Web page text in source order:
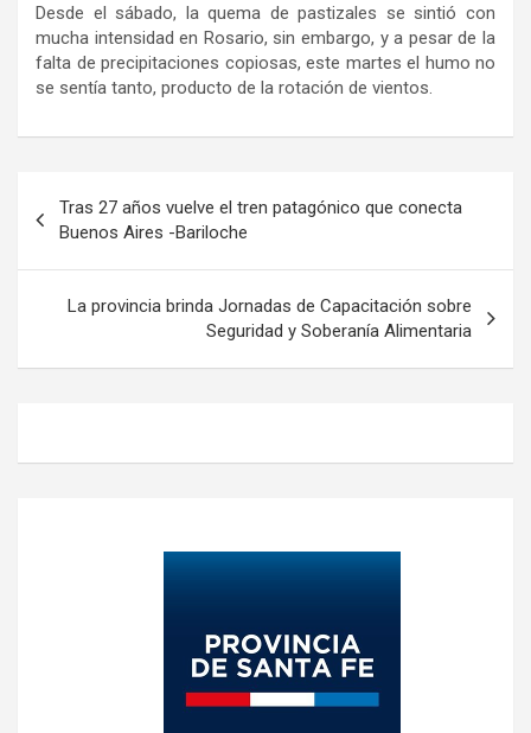
Desde el sábado, la quema de pastizales se sintió con
mucha intensidad en Rosario, sin embargo, y a pesar de la
falta de precipitaciones copiosas, este martes el humo no
se sentía tanto, producto de la rotación de vientos.
de
entradas
Tras 27 años vuelve el tren patagónico que conecta
Buenos Aires -Bariloche
La provincia brinda Jornadas de Capacitación sobre
Seguridad y Soberanía Alimentaria